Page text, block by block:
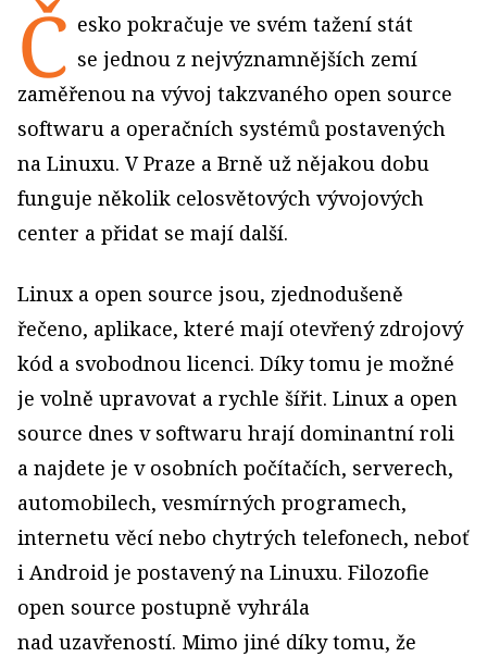
Č esko pokračuje ve svém tažení stát
se jednou z nejvýznamnějších zemí
zaměřenou na vývoj takzvaného open source
softwaru a operačních systémů postavených
na Linuxu. V Praze a Brně už nějakou dobu
funguje několik celosvětových vývojových
center a přidat se mají další.
Linux a open source jsou, zjednodušeně
řečeno, aplikace, které mají otevřený zdrojový
kód a svobodnou licenci. Díky tomu je možné
je volně upravovat a rychle šířit. Linux a open
source dnes v softwaru hrají dominantní roli
a najdete je v osobních počítačích, serverech,
automobilech, vesmírných programech,
internetu věcí nebo chytrých telefonech, neboť
i Android je postavený na Linuxu. Filozofie
open source postupně vyhrála
nad uzavřeností. Mimo jiné díky tomu, že